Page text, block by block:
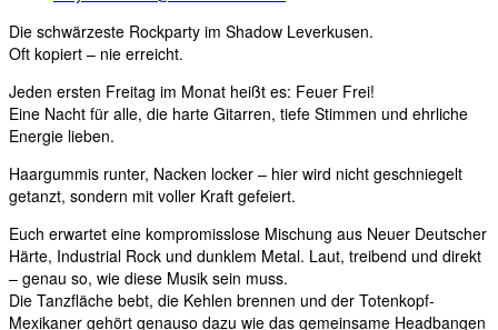
Die schwärzeste Rockparty im Shadow Leverkusen.
Oft kopiert – nie erreicht.
Jeden ersten Freitag im Monat heißt es: Feuer Frei!
Eine Nacht für alle, die harte Gitarren, tiefe Stimmen und ehrliche
Energie lieben.
Haargummis runter, Nacken locker – hier wird nicht geschniegelt
getanzt, sondern mit voller Kraft gefeiert.
Euch erwartet eine kompromisslose Mischung aus Neuer Deutscher
Härte, Industrial Rock und dunklem Metal. Laut, treibend und direkt
– genau so, wie diese Musik sein muss.
Die Tanzfläche bebt, die Kehlen brennen und der Totenkopf-
Mexikaner gehört genauso dazu wie das gemeinsame Headbangen